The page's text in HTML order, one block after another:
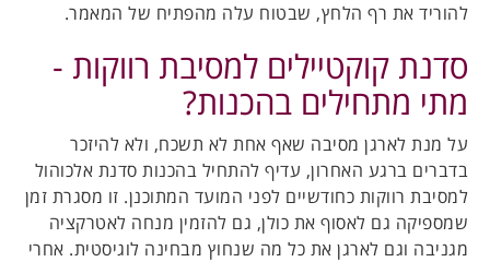
להוריד את רף הלחץ, שבטוח עלה מהפתיח של המאמר.
סדנת קוקטיילים למסיבת רווקות -
מתי מתחילים בהכנות?
על מנת לארגן מסיבה שאף אחת לא תשכח, ולא להיזכר
בדברים ברגע האחרון, עדיף להתחיל בהכנות סדנת אלכוהול
למסיבת רווקות כחודשיים לפני המועד המתוכנן. זו מסגרת זמן
שמספיקה גם לאסוף את כולן, גם להזמין מנחה לאטרקציה
מגניבה וגם לארגן את כל מה שנחוץ מבחינה לוגיסטית. אחרי